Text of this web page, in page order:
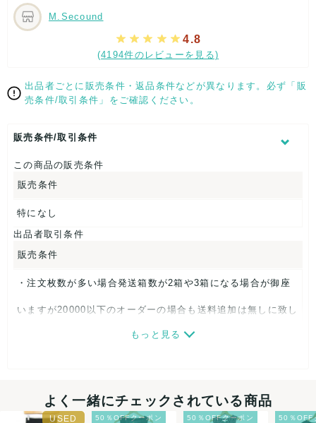
ります。
汚れ箇所のある写真がある場合は似たような汚れ箇所が複数あ
る可能性もあります。
M.Secound
4.8
(4194件のレビューを見る)
出品者ごとに販売条件・返品条件などが異なります。必ず「販
売条件/取引条件」をご確認ください。
販売条件/取引条件
この商品の販売条件
販売条件
特になし
出品者取引条件
販売条件
・注文枚数が多い場合発送箱数が2箱や3箱になる場合が御座
いますが20000以下のオーダーの場合も送料追加は無しに致し
ました。多くご注文頂く程大変お得な内容になります。
のお客様は 一箱毎に1000円、沖縄/その他離島のお客様は、
もっと見る
よく一緒にチェックされている商品
50％OFFクーポン 50％OFFクーポン 50％OFF